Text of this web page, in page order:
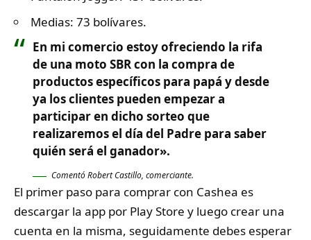
Medias: 73 bolívares.
En mi comercio estoy ofreciendo la rifa
de una moto SBR con la compra de
productos específicos para papá y desde
ya los clientes pueden empezar a
participar en dicho sorteo que
realizaremos el día del Padre para saber
quién será el ganador».
Comentó Robert Castillo, comerciante.
El primer paso para comprar con Cashea es
descargar la app por Play Store y luego crear una
cuenta en la misma, seguidamente debes esperar